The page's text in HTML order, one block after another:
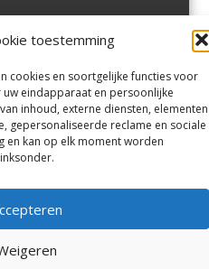
toestemming
cookies en soortgelijke functies voor
eindapparaat en persoonlijke
inhoud, externe diensten, elementen
gepersonaliseerde reclame en sociale
en kan op elk moment worden
Velserbroek,Velsen-Zuid,
Zuid,Driehuisen
Spaarnwoude.